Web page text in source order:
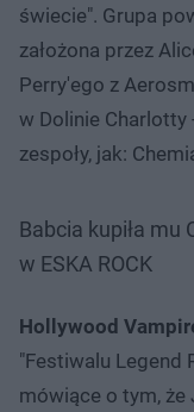
świecie". Grupa
założona przez
Perry'ego z
w Dolinie Charlotty
zespoły, jak:
Babcia kupiła mu
w ESKA ROCK
Hollywood
"Festiwalu Legend
mówiące o tym, że